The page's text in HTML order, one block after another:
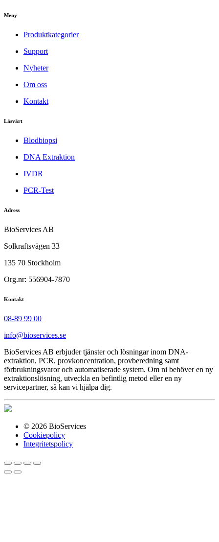
Meny
Produktkategorier
Support
Nyheter
Om oss
Kontakt
Läsvärt
Blodbiopsi
DNA Extraktion
IVDR
PCR-Test
Adress
BioServices AB
Solkraftsvägen 33
135 70 Stockholm
Org.nr: 556904-7870
Kontakt
08-89 99 00
info@bioservices.se
BioServices AB erbjuder tjänster och lösningar inom DNA-
extraktion, PCR, provkoncentration, provberedning samt
förbrukningsvaror och automatiserade system. Om ni behöver en ny
extraktionslösning, utveckla en befintlig metod eller en ny
servicepartner, så kan vi hjälpa dig.
© 2026 BioServices
Cookiepolicy
Integritetspolicy